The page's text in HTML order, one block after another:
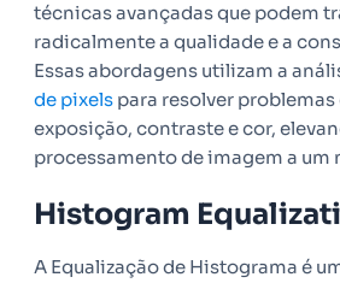
técnicas avançadas que podem
radicalmente a qualidade e a
Essas abordagens utilizam a
de pixels para resolver
exposição, contraste e cor,
processamento de imagem a um
Histogram
A Equalização de Histograma é